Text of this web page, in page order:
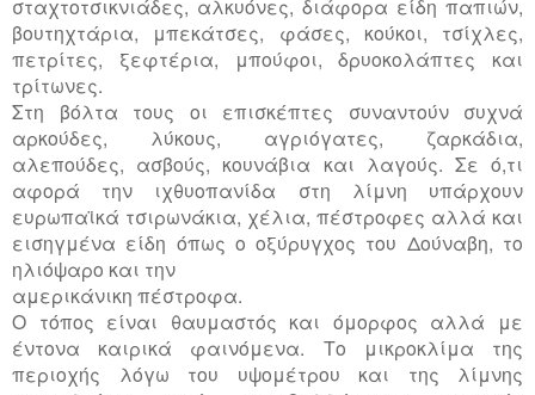
σταχτοτσικνιάδες, αλκυόνες, διάφορα είδη παπιών,
βουτηχτάρια, μπεκάτσες, φάσες, κούκοι, τσίχλες,
πετρίτες, ξεφτέρια, μπούφοι, δρυοκολάπτες και
τρίτωνες.
Στη βόλτα τους οι επισκέπτες συναντούν συχνά
αρκούδες, λύκους, αγριόγατες, ζαρκάδια,
αλεπούδες, ασβούς, κουνάβια και λαγούς. Σε ό,τι
αφορά την ιχθυοπανίδα στη λίμνη υπάρχουν
ευρωπαϊκά τσιρωνάκια, χέλια, πέστροφες αλλά και
εισηγμένα είδη όπως ο οξύρυγχος του Δούναβη, το
ηλιόψαρο και την
αμερικάνικη πέστροφα.
Ο τόπος είναι θαυμαστός και όμορφος αλλά με
έντονα καιρικά φαινόμενα. Το μικροκλίμα της
περιοχής λόγω του υψομέτρου και της λίμνης